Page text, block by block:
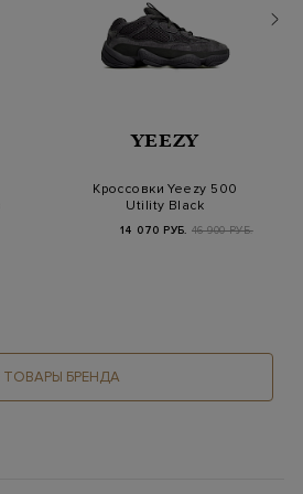
YEEZY
Кроссовки Yeezy 500
Utility Black
14 070 РУБ. 46 900 РУБ.
ТОВАРЫ БРЕНДА